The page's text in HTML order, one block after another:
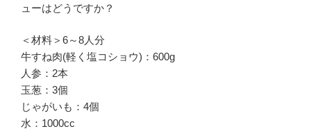
ューはどうですか？
＜材料＞6～8人分
牛すね肉(軽く塩コショウ)：600g
人参：2本
玉葱：3個
じゃがいも：4個
水：1000cc